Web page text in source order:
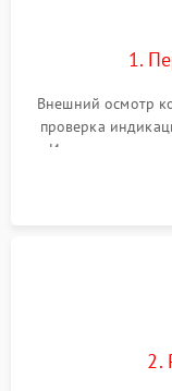
1.
Внешний осмотр
проверка
Измерение
реакции ИБП
2.